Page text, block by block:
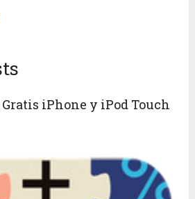
iPhone y iPod Touch